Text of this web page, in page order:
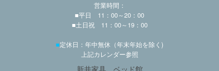
営業時間：
■平日 11：00～20：00
■土日祝 11：00～19：00
■定休日：年中無休（年末年始を除く)
上記カレンダー参照
新井家具 ベッド館